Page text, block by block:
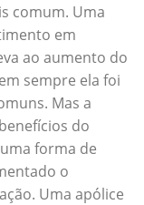
comum. Uma
em
ao aumento do
sempre ela foi
Mas a
do
forma de
o
Uma apólice